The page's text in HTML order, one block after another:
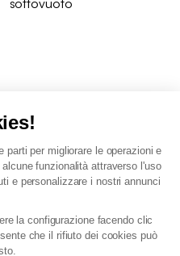
per migliorare le operazioni e
funzionalità attraverso l'uso
e personalizzare i nostri annunci
la configurazione facendo clic
che il rifiuto dei cookies può
sottovuoto
vendita
e dei cookie
per clienti professionali